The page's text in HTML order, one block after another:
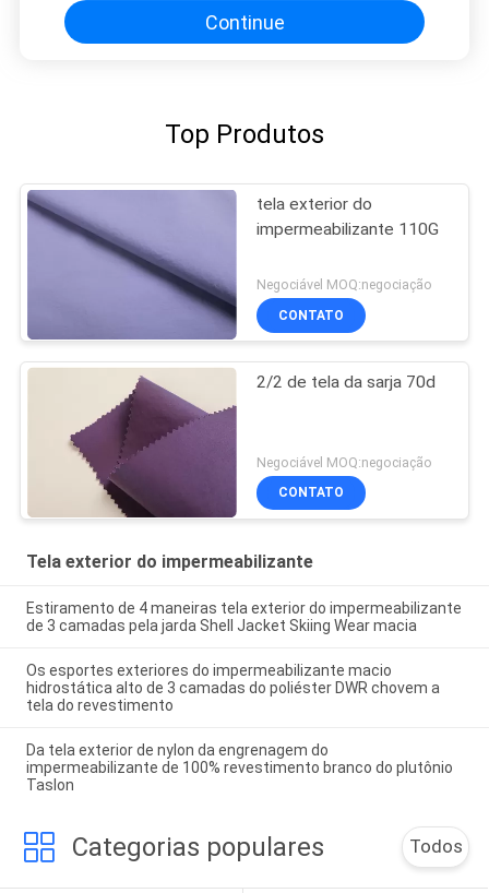
Continue
Top Produtos
tela exterior do
impermeabilizante 110G
Negociável MOQ:negociação
CONTATO
2/2 de tela da sarja 70d
Negociável MOQ:negociação
CONTATO
Tela exterior do impermeabilizante
Estiramento de 4 maneiras tela exterior do impermeabilizante
de 3 camadas pela jarda Shell Jacket Skiing Wear macia
Os esportes exteriores do impermeabilizante macio
hidrostática alto de 3 camadas do poliéster DWR chovem a
tela do revestimento
Da tela exterior de nylon da engrenagem do
impermeabilizante de 100% revestimento branco do plutônio
Taslon
Categorias populares Todos